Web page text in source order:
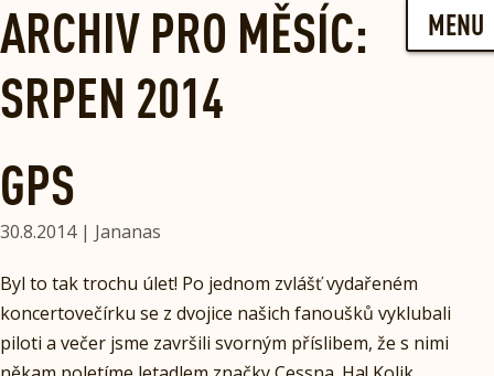
Skip
to
content
MENU
ARCHIV PRO MĚSÍC:
SRPEN 2014
GPS
30.8.2014 | Jananas
Byl to tak trochu úlet! Po jednom zvlášť vydařeném
koncertovečírku se z dvojice našich fanoušků vyklubali
piloti a večer jsme završili svorným příslibem, že s nimi